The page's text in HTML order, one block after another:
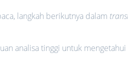
langkah berikutnya dalam
analisa tinggi untuk